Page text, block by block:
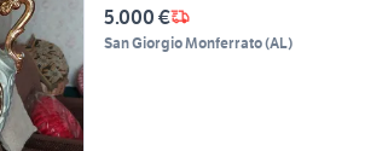
5.000 €
San Giorgio Monferrato(AL)